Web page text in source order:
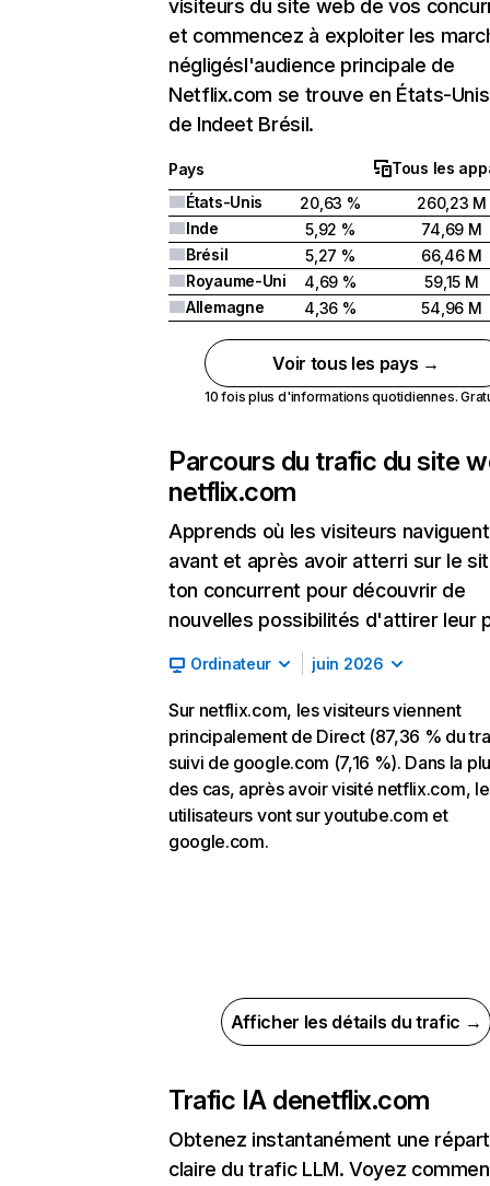
visiteurs du site web de vos
et commencez à exploiter les
négligésl'audience principale de
Netflix.com se trouve en États-
de Indeet Brésil.
Pays
Tous les
États-Unis
20,63 %
260,23 M
Inde
5,92 %
74,69 M
Brésil
5,27 %
66,46 M
Royaume-Uni
4,69 %
59,15 M
Allemagne
4,36 % 54,96 M
Voir tous les pays →
10 fois plus d'informations quotidiennes.
Parcours du trafic du site
netflix.com
Apprends où les visiteurs naviguent
avant et après avoir atterri sur le
ton concurrent pour découvrir de
nouvelles possibilités d'attirer leur
Ordinateur juin 2026
Sur netflix.com, les visiteurs viennent
principalement de Direct (87,36 % du
suivi de google.com (7,16 %). Dans la
des cas, après avoir visité netflix.com,
utilisateurs vont sur youtube.com et
google.com.
Afficher les détails du trafic →
Trafic IA denetflix.com
Obtenez instantanément une
claire du trafic LLM. Voyez